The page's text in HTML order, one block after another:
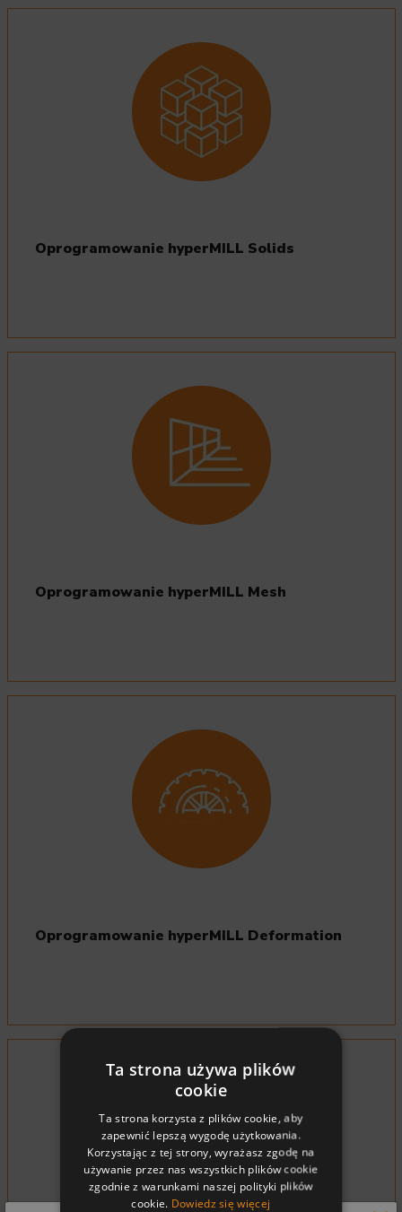
Oprogramowanie hyperMILL Solids
Oprogramowanie hyperMILL Mesh
Oprogramowanie hyperMILL Deformation
Ta strona używa plików
cookie
Ta strona korzysta z plików cookie, aby
zapewnić lepszą wygodę użytkowania.
Korzystając z tej strony, wyrażasz zgodę na
używanie przez nas wszystkich plików cookie
zgodnie z warunkami naszej polityki plików
cookie. Dowiedz się więcej